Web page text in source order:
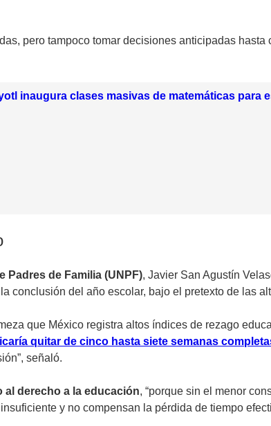
pero tampoco tomar decisiones anticipadas
inaugura clases masivas de matemáticas para
Padres de Familia (UNPF), Javier San Agustín
conclusión del año escolar, bajo el pretexto de las
que México registra altos índices de rezago
quitar de cinco hasta siete semanas
señaló.
al derecho a la educación, “porque sin el menor
y no compensan la pérdida de tiempo